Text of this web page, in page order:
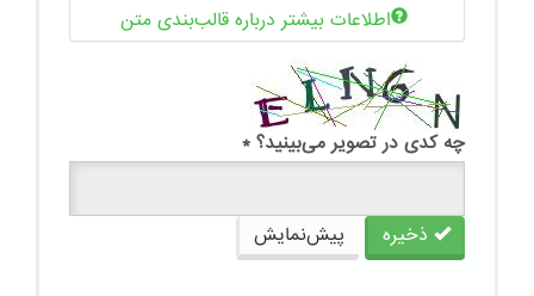
اطلاعات بیشتر درباره قالب‌بندی متن
چه کدی در تصویر می‌بینید؟ *
ذخیره پیش‌نمایش